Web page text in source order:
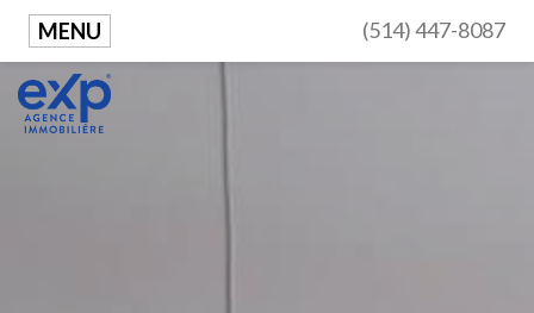
MENU (514) 447-8087